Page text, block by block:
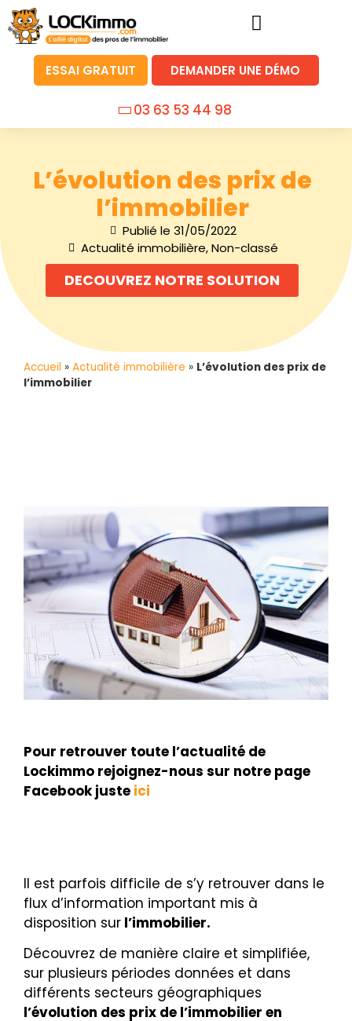
ESSAI GRATUIT DEMANDER UNE DÉMO
03 63 53 44 98
L’évolution des prix de
l’immobilier
Publié le 31/05/2022
Actualité immobilière,Non-classé
DECOUVREZ NOTRE SOLUTION
Accueil » Actualité immobilière » L’évolution des prix de
l’immobilier
Pour retrouver toute l’actualité de
Lockimmo rejoignez-nous sur notre page
Facebook juste ici
Il est parfois difficile de s’y retrouver dans le
flux d’information important mis à
disposition sur l’immobilier.
Découvrez de manière claire et simplifiée,
sur plusieurs périodes données et dans
différents secteurs géographiques
l’évolution des prix de l’immobilier en